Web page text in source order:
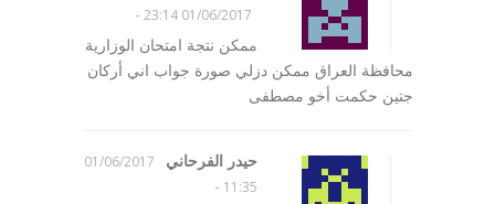
01/06/2017 23:14
-
ممكن نتجة امتحان الوزارية
محافظة العراق ممكن دزلي صورة جواب اني أركان
جتين حكمت أخو مصطفى
حيدر الفرحاني
01/06/2017
11:35
-